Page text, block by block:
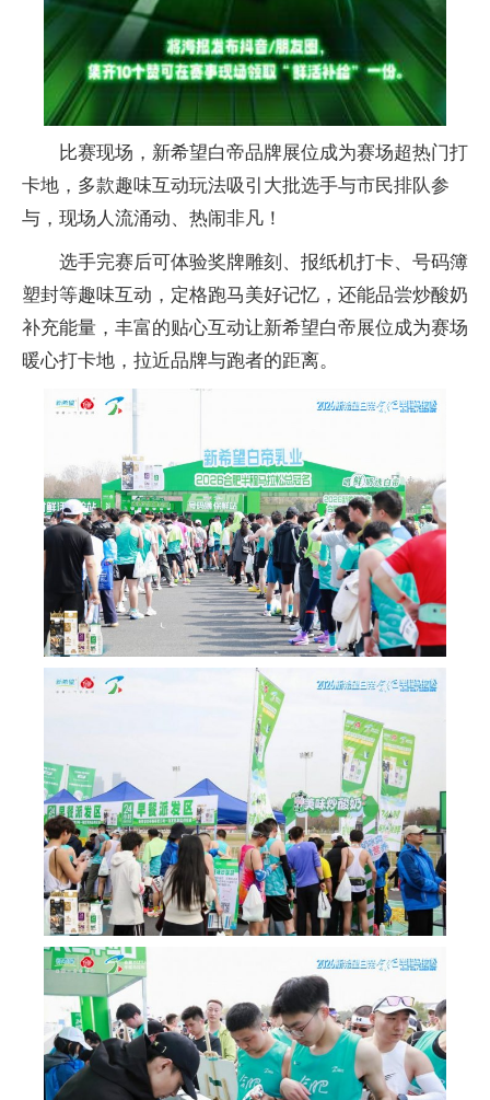
比赛现场，新希望白帝品牌展位成为赛场超热门打
卡地，多款趣味互动玩法吸引大批选手与市民排队参
与，现场人流涌动、热闹非凡！
选手完赛后可体验奖牌雕刻、报纸机打卡、号码簿
塑封等趣味互动，定格跑马美好记忆，还能品尝炒酸奶
补充能量，丰富的贴心互动让新希望白帝展位成为赛场
暖心打卡地，拉近品牌与跑者的距离。